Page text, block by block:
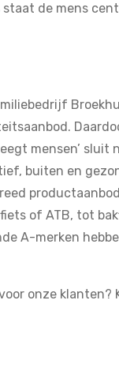
de mens
mensen’ sluit
buiten en
of ATB, tot
A-merken
onze klanten?